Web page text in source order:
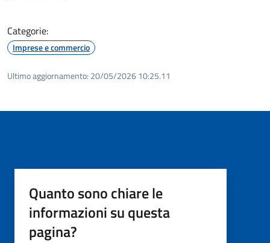
Categorie:
Imprese e commercio
Ultimo aggiornamento: 20/05/2026 10:25.11
Quanto sono chiare le
informazioni su questa
pagina?